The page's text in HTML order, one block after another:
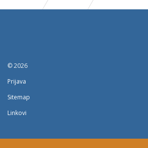
© 2026
Prijava
Sitemap
Linkovi